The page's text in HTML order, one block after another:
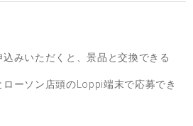
みいただくと、景品と交換できる
ーソン店頭のLoppi端末で応募でき